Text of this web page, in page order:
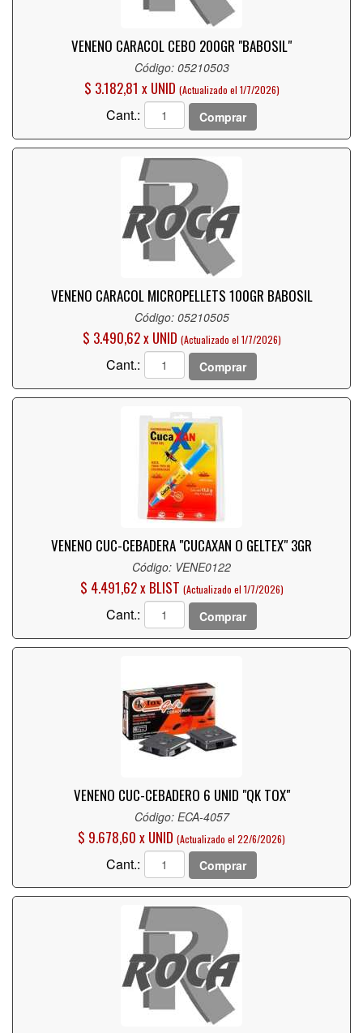
VENENO CARACOL CEBO 200GR "BABOSIL"
Código: 05210503
$ 3.182,81 x UNID (Actualizado el 1/7/2026)
Cant.: Comprar
VENENO CARACOL MICROPELLETS 100GR BABOSIL
Código: 05210505
$ 3.490,62 x UNID (Actualizado el 1/7/2026)
Cant.: Comprar
VENENO CUC-CEBADERA "CUCAXAN O GELTEX" 3GR
Código: VENE0122
$ 4.491,62 x BLIST (Actualizado el 1/7/2026)
Cant.: Comprar
VENENO CUC-CEBADERO 6 UNID "QK TOX"
Código: ECA-4057
$ 9.678,60 x UNID (Actualizado el 22/6/2026)
Cant.: Comprar